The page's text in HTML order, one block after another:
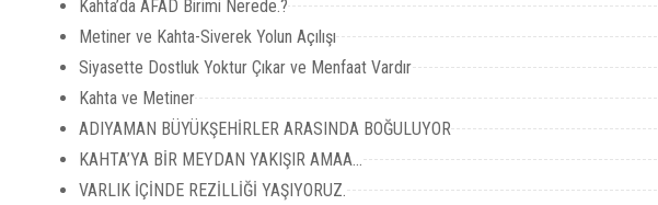
Kahta’da AFAD Birimi Nerede.?
Metiner ve Kahta-Siverek Yolun Açılışı
Siyasette Dostluk Yoktur Çıkar ve Menfaat Vardır
Kahta ve Metiner
ADIYAMAN BÜYÜKŞEHİRLER ARASINDA BOĞULUYOR
KAHTA’YA BİR MEYDAN YAKIŞIR AMAA...
VARLIK İÇİNDE REZİLLİĞİ YAŞIYORUZ.